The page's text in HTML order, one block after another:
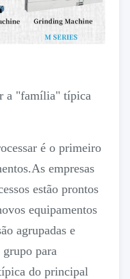
a "família" típica
é o primeiro
empresas
estão prontos
equipamentos
agrupadas e
para
do principal